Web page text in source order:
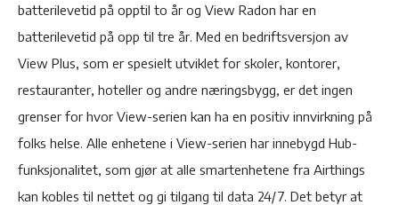
batterilevetid på opptil to år og View Radon har en
batterilevetid på opp til tre år. Med en bedriftsversjon av
View Plus, som er spesielt utviklet for skoler, kontorer,
restauranter, hoteller og andre næringsbygg, er det ingen
grenser for hvor View-serien kan ha en positiv innvirkning på
folks helse. Alle enhetene i View-serien har innebygd Hub-
funksjonalitet, som gjør at alle smartenhetene fra Airthings
kan kobles til nettet og gi tilgang til data 24/7. Det betyr at